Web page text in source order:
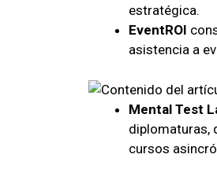
estratégica.
EventROI
asistencia a
Mental Test
diplomaturas,
cursos